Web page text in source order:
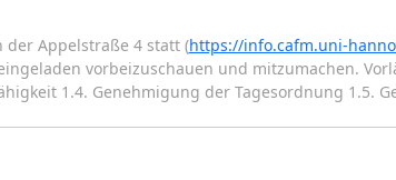
der Appelstraße 4 statt (https://info.cafm.uni-
vorbeizuschauen und mitzumachen.
1.4. Genehmigung der Tagesordnung 1.5.